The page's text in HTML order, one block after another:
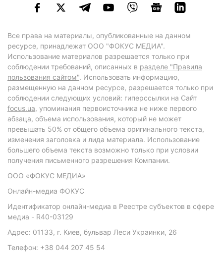
Все права на материалы, опубликованные на данном
ресурсе, принадлежат ООО "ФОКУС МЕДИА".
Использование материалов разрешается только при
соблюдении требований, описанных в разделе "Правила
пользования сайтом". Использовать информацию,
размещенную на данном ресурсе, разрешается только при
соблюдении следующих условий: гиперссылки на Сайт
focus.ua, упоминания первоисточника не ниже первого
абзаца, объема использования, который не может
превышать 50% от общего объема оригинального текста,
изменения заголовка и лида материала. Использование
большего объема текста возможно только при условии
получения письменного разрешения Компании.
ООО «ФОКУС МЕДИА»
Онлайн-медиа ФОКУС
Идентификатор онлайн-медиа в Реестре субъектов в сфере
медиа - R40-03129
Адрес: 01133, г. Киев, бульвар Леси Украинки, 26
Телефон: +38 044 207 45 54